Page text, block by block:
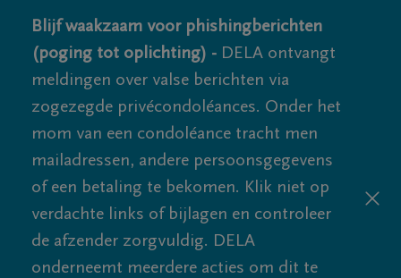
Blijf waakzaam voor phishingberichten
(poging tot oplichting) - DELA ontvangt
meldingen over valse berichten via
zogezegde privécondoléances. Onder het
mom van een condoléance tracht men
mailadressen, andere persoonsgegevens
of een betaling te bekomen. Klik niet op
verdachte links of bijlagen en controleer
de afzender zorgvuldig. DELA
onderneemt meerdere acties om dit te